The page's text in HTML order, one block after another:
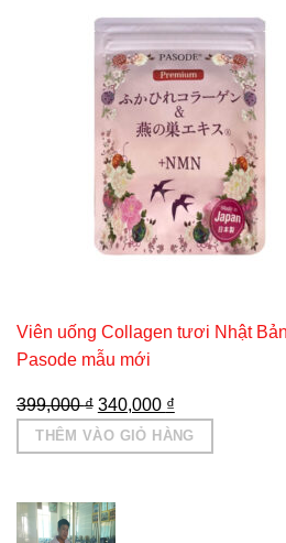
Viên uống Collagen tươi Nhật
Pasode mẫu mới
399,000₫ Giá
gốc
là:
340,000 ₫Giá
hiện
tại
THÊM VÀO GIỎ HÀNG